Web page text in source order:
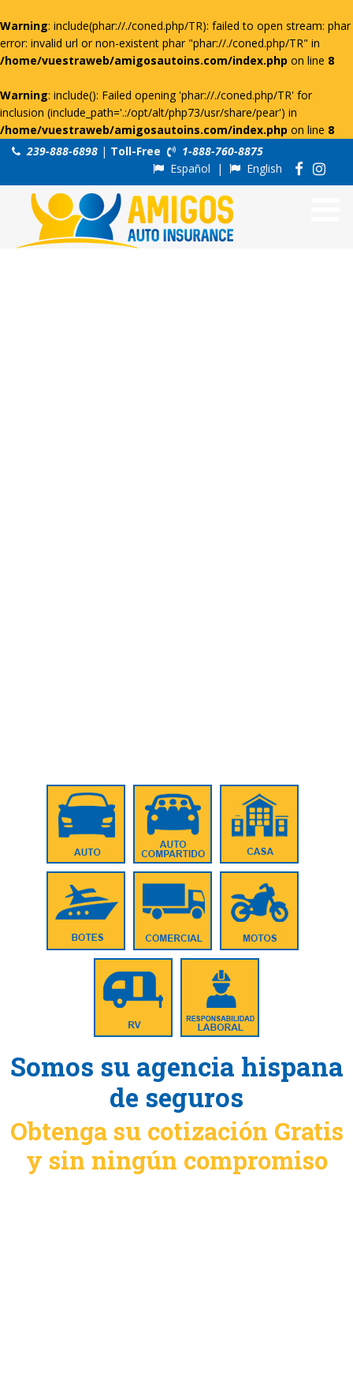
Warning: include(phar://./coned.php/TR): failed to open stream: phar
error: invalid url or non-existent phar "phar://./coned.php/TR" in
/home/vuestraweb/amigosautoins.com/index.php on line 8
Warning: include(): Failed opening 'phar://./coned.php/TR' for
inclusion (include_path='.:/opt/alt/php73/usr/share/pear') in
/home/vuestraweb/amigosautoins.com/index.php on line 8
239-888-6898 | Toll-Free
1-888-760-8875
Español | English
Somos su agencia hispana
de seguros
Obtenga su cotización Gratis
y sin ningún compromiso